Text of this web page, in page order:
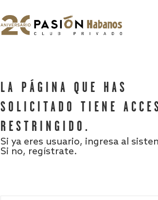
LA PÁGINA QUE HAS
SOLICITADO TIENE
RESTRINGIDO.
Si ya eres usuario, ingresa al
Si no, regístrate.